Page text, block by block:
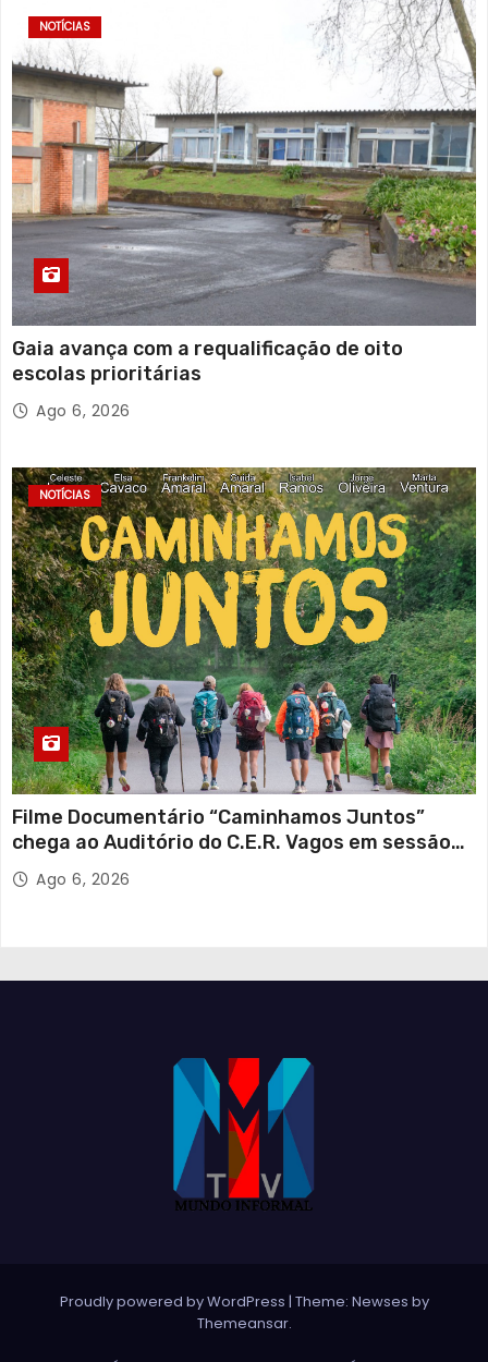
NOTÍCIAS
Gaia avança com a requalificação de oito
escolas prioritárias
Ago 6, 2026
NOTÍCIAS
Filme Documentário “Caminhamos Juntos”
chega ao Auditório do C.E.R. Vagos em sessão
solidária
Ago 6, 2026
Proudly powered by WordPress | Theme: Newses by
Themeansar.